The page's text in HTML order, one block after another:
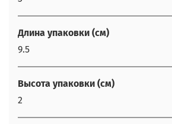
Длина упаковки (см)
9.5
Высота упаковки (см)
2